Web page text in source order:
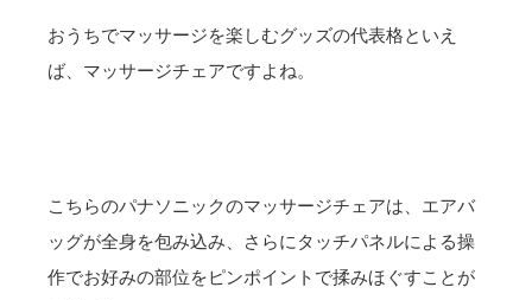
おうちでマッサージを楽しむグッズの代表格といえ
ば、マッサージチェアですよね。
こちらのパナソニックのマッサージチェアは、エアバ
ッグが全身を包み込み、さらにタッチパネルによる操
作でお好みの部位をピンポイントで揉みほぐすことが